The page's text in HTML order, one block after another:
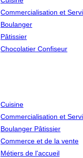
Commercialisation et
Boulanger
Pâtissier
Chocolatier Confiseur
Cuisine
Commercialisation et
Boulanger Pâtissier
Commerce et de la vente
Métiers de l'accueil